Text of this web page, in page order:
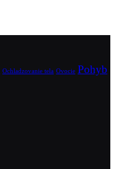
Ochladzovanie tela Ovocie Pohyb